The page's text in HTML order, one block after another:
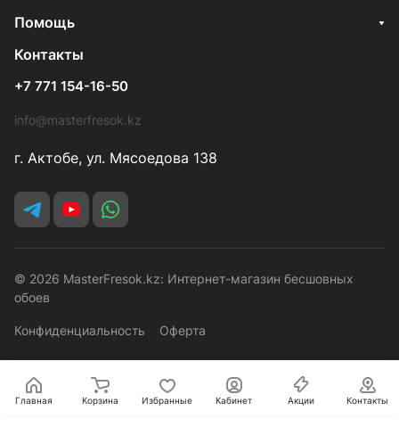
Помощь
Контакты
+7 771 154-16-50
info@masterfresok.kz
г. Актобе, ул. Мясоедова 138
© 2026 MasterFresok.kz: Интернет-магазин бесшовных
обоев
Конфиденциальность Оферта
Главная Корзина Избранные Кабинет Акции Контакты